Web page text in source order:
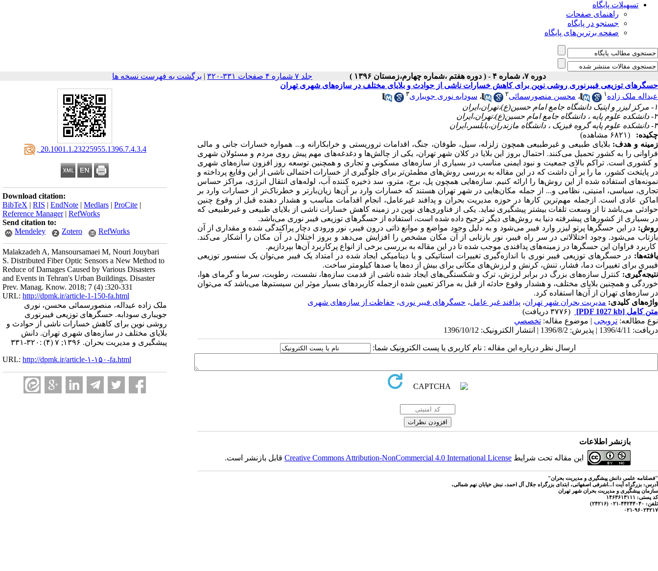
تسهیلات پایگاه
راهنمای صفحات
جستجو در پایگاه
صفحه برترین‌های پایگاه
دوره ۷، شماره ۴ - ( دوره هفتم ،شماره چهارم،زمستان ۱۳۹۶ ) جلد ۷ شماره ۴ صفحات ۳۳۱-۳۲۰ | برگشت به فهرست نسخه ها
‎ 20.1001.1.23225955.1396.7.4.3.4
Download citation:
BibTeX | RIS | EndNote | Medlars | ProCite |
Reference Manager| RefWorks
Send citation to:
Mendeley
Zotero RefWorks
Malakzadeh A, Mansoursamaei M, Nouri Jouybari
S. Distributed Fiber Optic Sensors a New Method to
Reduce of Damages Caused by Various Disasters
and Events in Tehran's Urban Buildings. Disaster
Prev. Manag. Know. 2018; 7 (4) :320-331
URL: http://dpmk.ir/article-1-150-fa.html
ملک زاده عبداله، منصورسمائی محسن، نوری
جویباری سودابه. حسگرهای توزیعی فیبرنوری
روشی نوین برای کاهش خسارات ناشی از حوادث و
بلایای مختلف در سازه‌های شهری تهران. دانش
پیشگیری و مدیریت بحران. ۱۳۹۶; ۷ (۴) :۳۲۰-۳۳۱
URL: http://dpmk.ir/article-۱-۱۵۰-fa.html
حسگرهای توزیعی فیبرنوری روشی نوین برای کاهش خسارات ناشی از حوادث و بلایای مختلف در سازه‌های شهری تهران
عبداله ملک زاده ۱ ، محسن منصورسمائی۲ ، سودابه نوری جویباری۳
۱- مرکز لیزر و اپتیک دانشگاه جامع امام حسین(ع)،تهران،ایران
۲- دانشکده علوم پایه ، دانشگاه جامع امام حسین(ع)،تهران،ایران
۳- دانشکده علوم پایه گروه فیزیک ، دانشگاه مازندران،بابلسر،ایران
چکیده:
(۶۸۲۱ مشاهده)
زمینه و هدف: بلایای طبیعی و غیرطبیعی همچون زلزله، سیل، طوفان، جنگ، اقدامات تروریستی و خرابکارانه و... همواره خسارات‌ جانی و مالی
فراوانی را به کشور تحمیل می‌کنند. احتمال بروز این بلایا در کلان شهر تهران، یکی از چالش‌ها و دغدغه‌های مهم پیش روی مردم و مسئولان شهری
و کشوری است. تراکم بالای جمعیت و نبود ایمنی مناسب در بسیاری از سازه‌های مسکونی و تجاری و همچنین توسعه روز افزون سازه‌های شهری
در پایتخت کشور، ما را بر آن داشت که در این مقاله به بررسی روش‌های مطمئن‌تر برای جلوگیری از خسارات احتمالی ناشی از این وقایع پرداخته و
نمونه‌های استفاده شده از این روش‌ها را ارائه کنیم. سازه‌هایی همچون پل‌، برج، مترو، سد ذخیره کننده آب، لوله‌های انتقال انرژی، مراکز حساس
تجاری، سیاسی، امنیتی، نظامی و... از جمله مکان‌هایی در شهر تهران هستند که خسارات وارد بر آن‌ها زیان‌بارتر و خطرناک‌تر از خسارات وارد بر
اماکن عادی است. ازجمله مهم‌ترین کارها در حوزه مدیریت بحران و پدافند غیرعامل، انجام اقدامات مناسب و هشدار دهنده قبل از وقوع چنین
حوادثی می‌باشد تا از وسعت تلفات بیشتر پیشگیری نماید. یکی از فناوری‌های نوین در زمینه کاهش خسارات ناشی از بلایای طبیعی و غیرطبیعی که
در بسیاری از کشورهای پیشرفته دنیا به روش‌های دیگر ترجیح داده‌ شده است، استفاده از حسگرهای توزیعی فیبر نوری می‌باشد.
روش: در این حسگرها پرتو لیزر وارد فیبر می‌شود و به دلیل وجود مواضع و موانع ذاتی درون فیبر، نور ورودی دچار پراکندگی شده و مقداری از آن
بازتاب می‌شود. وجود اختلالاتی در سر راه فیبر، نور بازتابی از آن مکان مشخص را افزایش می‌دهد و بروز اختلال در آن مکان را آشکار می‌کند.
کاربرد فراوان این حسگرها در زمینه‌های پدافندی موجب شده تا در این مقاله به بررسی برخی از انواع پرکاربرد آن‌ها بپردازیم.
یافته‌ها: در حسگرهای توزیعی فیبر نوری با اندازه‌گیری تغییرات استاتیکی و یا دینامیکی ایجاد شده در امتداد یک فیبر می‌توان یک سنسور توزیعی
فیبری برای تغییرات دما، فشار، تنش، کرنش و لرزش‌های مکانی برای بیش از ده‌ها یا صدها کیلومتر ساخت.
نتیجه‌گیری: کنترل سازه‌های بزرگ در برابر لرزش‌، ترک‌ و شکستگی‌های ایجاد شده ناشی از قدمت سازه‌ها، نشست، رطوبت، سرما و گرمای هوا،
خوردگی و همچنین بلایای مختلف، و هشدار وقوع حادثه از قبل به مراکز تعیین شده ازجمله کاربردهای بسیار موثر این سیستم‌ها می‌باشد که می‌توان
در سازه‌های تهران از آن‌ها استفاده کرد.
واژه‌های کلیدی: مدیریت بحران شهر تهران، پدافند غیر عامل، حسگرهای فیبر نوری، حفاظت از سازه‌های شهری
متن کامل [PDF 1027 kb]
(۳۷۷۶ دریافت)
نوع مطالعه: ترویجی | موضوع مقاله: تخصصي
دریافت: 1396/4/11 | پذیرش: 1396/8/2 | انتشار الکترونیک: 1396/10/12
ارسال نظر درباره این مقاله : نام کاربری یا پست الکترونیک شما:
بازنشر اطلاعات
این مقاله تحت شرایط Creative Commons Attribution-NonCommercial 4.0 International Licenseقابل بازنشر است.
"فصلنامه علمی دانش پیشگیری و مدیریت بحران"
آدرس: بزرگراه آیت ا...اشرفی اصفهانی، ابتدای بزرگراه جلال آل احمد، نبش خیابان نهم شمالی،
سازمان پیشگیری و مدیریت بحران شهر تهران
کد پستی: ۱۴۶۳۶۱۳۱۱۱
تلفن: ۴۴۲۴۴۰۴۰-۰۲۱ (۲۴۲۱۶)
۰۲۱-۹۶۰۲۴۲۱۷